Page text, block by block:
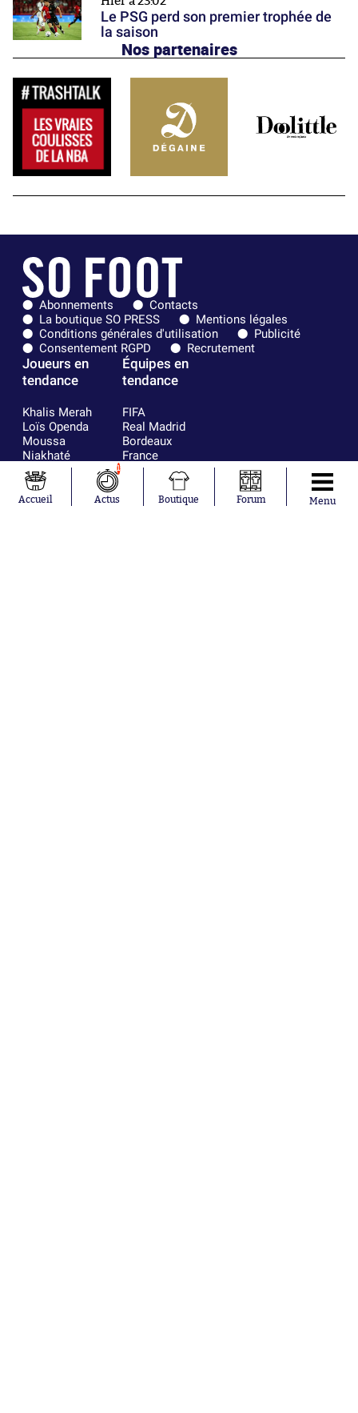
Le PSG perd son premier trophée de
la saison
Nos partenaires
Abonnements
Contacts
La boutique SO PRESS
Mentions légales
Conditions générales d'utilisation
Publicité
Consentement RGPD
Recrutement
Joueurs en
tendance
Khalis Merah
Loïs Openda
Moussa
Niakhaté
Nicolás
Tagliafico
Pavel Šulc
Équipes en
tendance
FIFA
Real Madrid
Bordeaux
France
Chelsea
Paris Saint-
Germain
Accueil
1
Actus Boutique Forum Menu